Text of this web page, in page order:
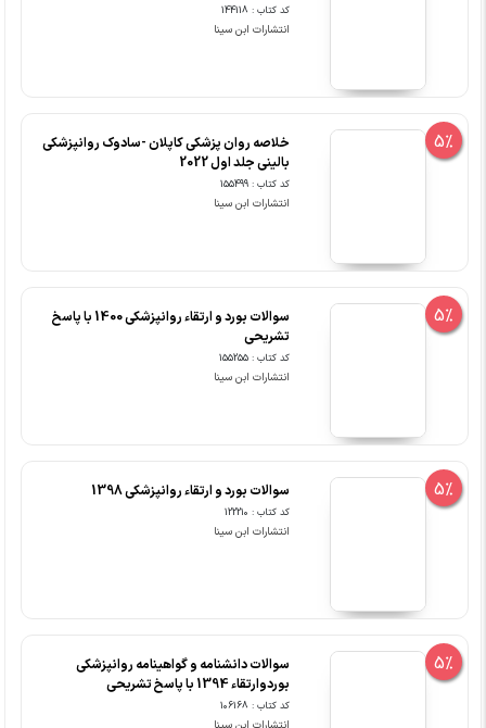
کد کتاب : 144118
انتشارات ابن سینا
5%
خلاصه روان پزشکی کاپلان -سادوک روانپزشکی
بالینی جلد اول 2022
کد کتاب : 155499
انتشارات ابن سینا
5%
سوالات بورد و ارتقاء روانپزشکی 1400 با پاسخ
تشریحی
کد کتاب : 155255
انتشارات ابن سینا
5% سوالات بورد و ارتقاء روانپزشکی 1398
کد کتاب : 122210
انتشارات ابن سینا
5%
سوالات دانشنامه و گواهینامه روانپزشکی
بوردوارتقاء 1394 با پاسخ تشریحی
کد کتاب : 106168